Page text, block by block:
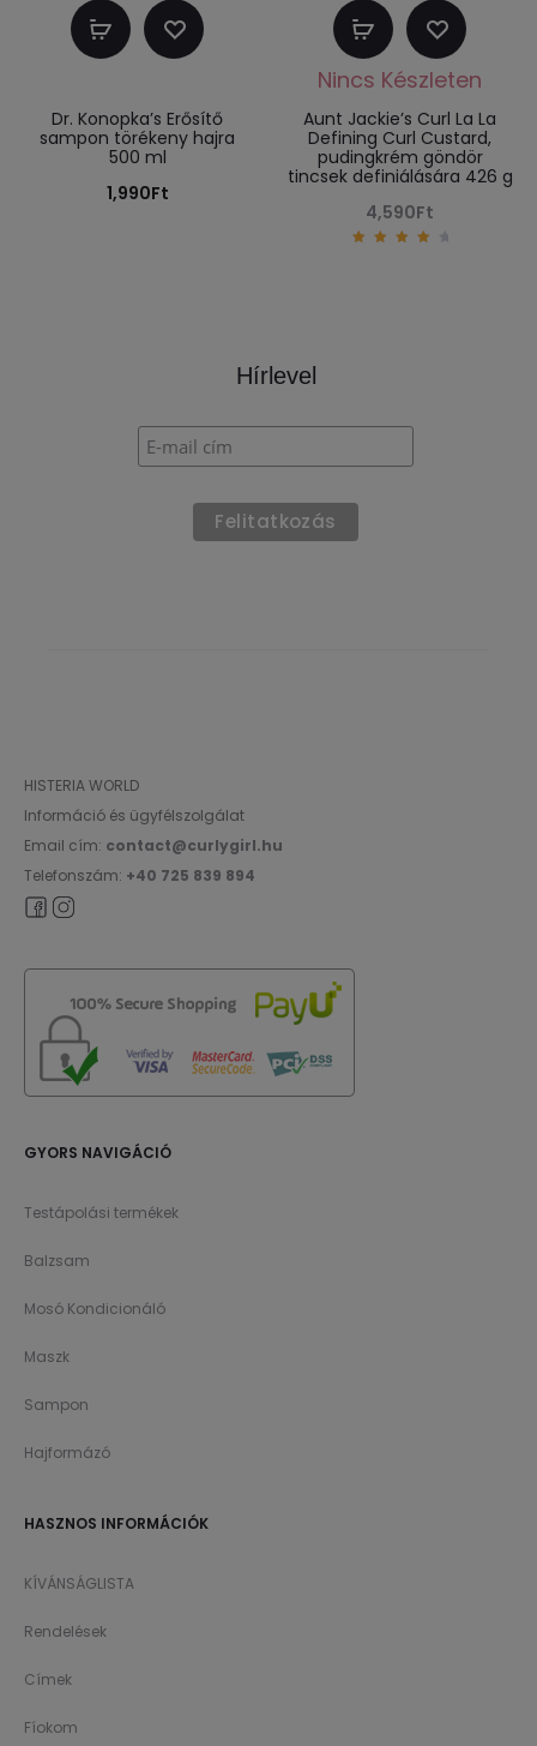
Kosárba
Dr. Konopka’s Erősítő
sampon törékeny hajra
500 ml
1,990Ft
Tovább
olvasom
Aunt Jackie’s Curl La La
Defining Curl Custard,
pudingkrém göndör
tincsek definiálására 426 g
4,590Ft
Hírlevel
HISTERIA WORLD
Információ és ügyfélszolgálat
Email cím: contact@curlygirl.hu
Telefonszám: +40 725 839 894
GYORS NAVIGÁCIÓ
Testápolási termékek
Balzsam
Mosó Kondicionáló
Maszk
Sampon
Hajformázó
HASZNOS INFORMÁCIÓK
KÍVÁNSÁGLISTA
Rendelések
Címek
Fíokom